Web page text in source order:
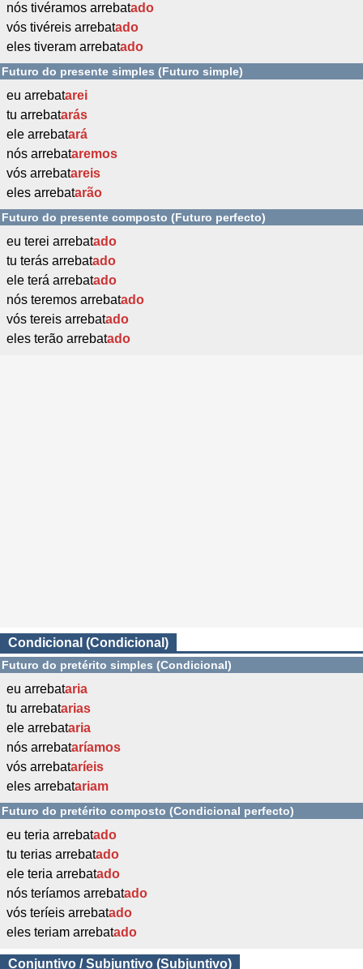
nós tivéramos arrebatado
vós tivéreis arrebatado
eles tiveram arrebatado
Futuro do presente simples (Futuro simple)
eu arrebatarei
tu arrebatarás
ele arrebatará
nós arrebataremos
vós arrebatareis
eles arrebatarão
Futuro do presente composto (Futuro perfecto)
eu terei arrebatado
tu terás arrebatado
ele terá arrebatado
nós teremos arrebatado
vós tereis arrebatado
eles terão arrebatado
Condicional (Condicional)
Futuro do pretérito simples (Condicional)
eu arrebataria
tu arrebatarias
ele arrebataria
nós arrebataríamos
vós arrebataríeis
eles arrebatariam
Futuro do pretérito composto (Condicional perfecto)
eu teria arrebatado
tu terias arrebatado
ele teria arrebatado
nós teríamos arrebatado
vós teríeis arrebatado
eles teriam arrebatado
Conjuntivo / Subjuntivo (Subjuntivo)